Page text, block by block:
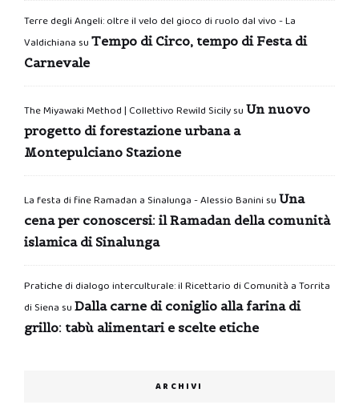
Terre degli Angeli: oltre il velo del gioco di ruolo dal vivo - La
Valdichiana su Tempo di Circo, tempo di Festa di
Carnevale
The Miyawaki Method | Collettivo Rewild Sicilysu Un nuovo
progetto di forestazione urbana a
Montepulciano Stazione
La festa di fine Ramadan a Sinalunga - Alessio Banini su Una
cena per conoscersi: il Ramadan della comunità
islamica di Sinalunga
Pratiche di dialogo interculturale: il Ricettario di Comunità a Torrita
di Siena su Dalla carne di coniglio alla farina di
grillo: tabù alimentari e scelte etiche
ARCHIVI